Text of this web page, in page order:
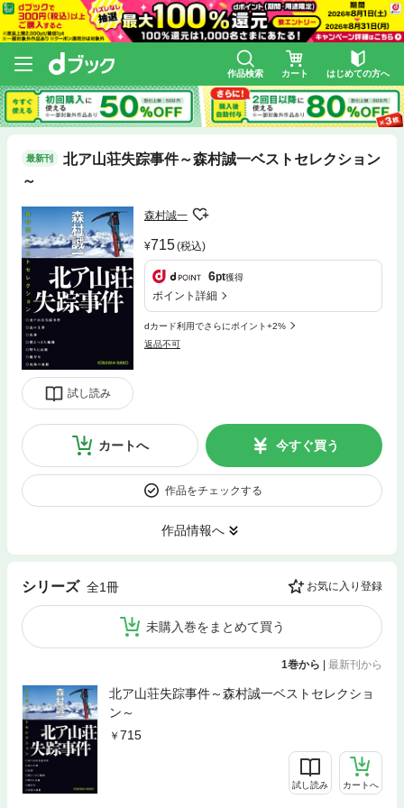
作品検索 カート はじめての方へ
最新刊
北ア山荘失踪事件～森村誠一ベストセレクション
～
試し読み
森村誠一
715(税込)
6pt獲得
ポイント詳細
dカード利用でさらにポイント+2%
返品不可
カートへ 今すぐ買う
作品をチェックする
作品情報へ
シリーズ 全1冊 お気に入り登録
未購入巻をまとめて買う
1巻から | 最新刊から
北ア山荘失踪事件～森村誠一ベストセレクショ
ン～
715
試し読み カートへ